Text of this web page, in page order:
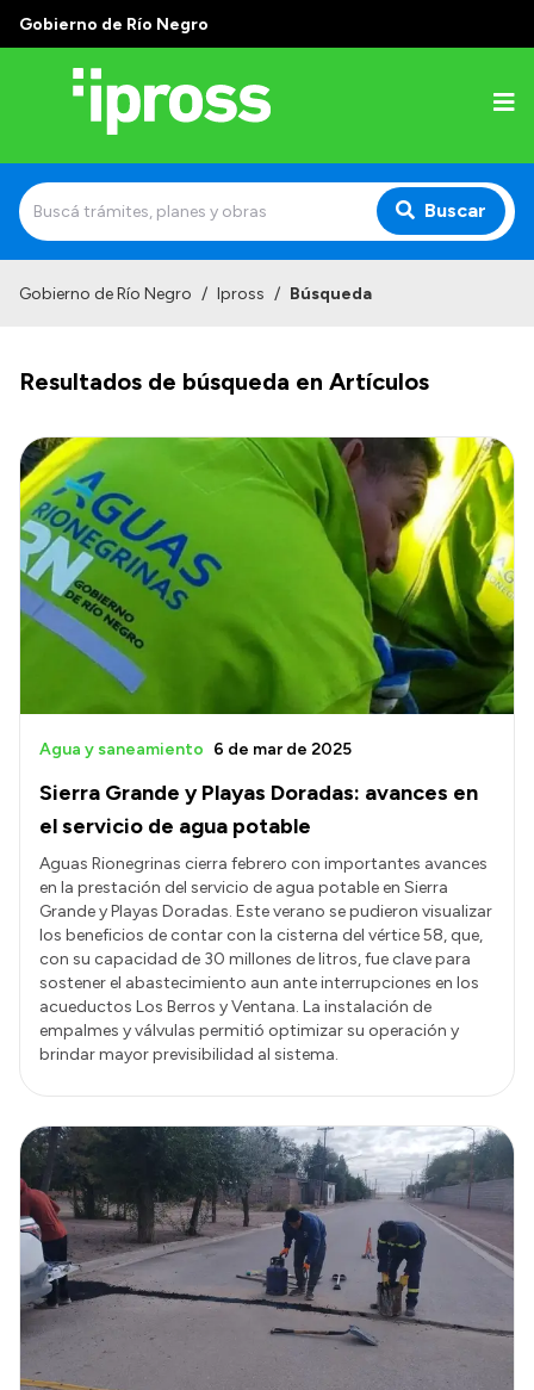
Gobierno de Río Negro
Buscar
¿Qué es IPROSS?
Autoridades
Delegaciones
Consultorios Propios
Presentación CV
Transparencia
Inversión en Salud
Licitaciones
Gobierno de Río Negro / Ipross / Búsqueda
Resultados de búsqueda en Artículos
Sierra Grande y Playas Doradas: avances en
el servicio de agua potable
Agua y saneamiento 6 de mar de 2025
Aguas Rionegrinas cierra febrero con importantes avances
en la prestación del servicio de agua potable en Sierra
Grande y Playas Doradas. Este verano se pudieron visualizar
los beneficios de contar con la cisterna del vértice 58, que,
con su capacidad de 30 millones de litros, fue clave para
sostener el abastecimiento aun ante interrupciones en los
acueductos Los Berros y Ventana. La instalación de
empalmes y válvulas permitió optimizar su operación y
brindar mayor previsibilidad al sistema.